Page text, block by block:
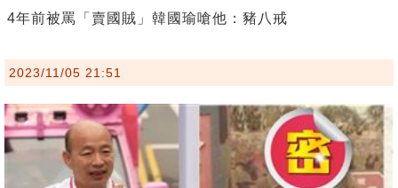
4年前被罵「賣國賊」韓國瑜嗆他：豬八戒
2023/11/05 21:51